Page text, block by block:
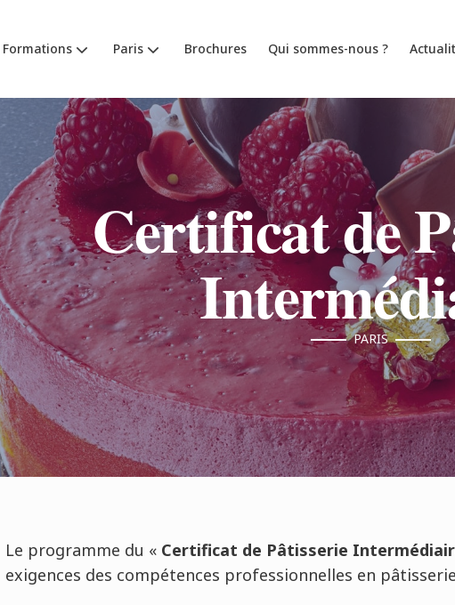
Formations Paris Brochures Qui sommes-nous ?
Certificat de
PARIS
Le programme du « Certificat de Pâtisserie
exigences des compétences professionnelles en